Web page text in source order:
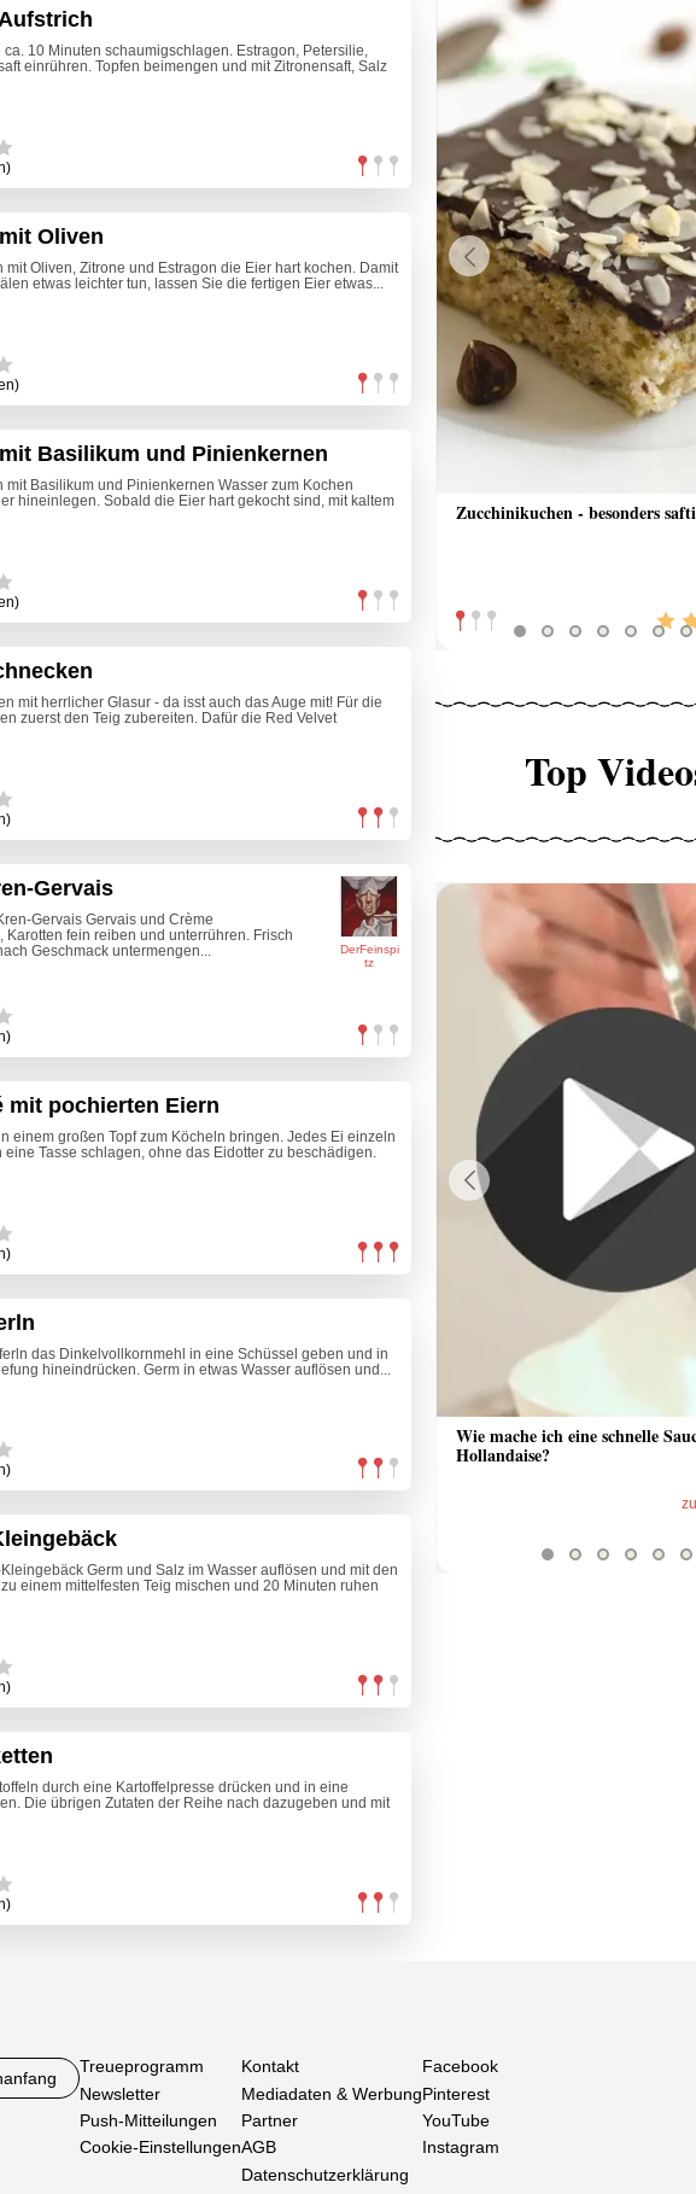
10 Minuten schaumigschlagen. Estragon, Petersilie,
einrühren. Topfen beimengen und mit Zitronensaft, Salz
Oliven
mit Oliven, Zitrone und Estragon die Eier hart kochen. Damit
etwas leichter tun, lassen Sie die fertigen Eier etwas...
Basilikum und Pinienkernen
mit Basilikum und Pinienkernen Wasser zum Kochen
hineinlegen. Sobald die Eier hart gekocht sind, mit kaltem
mit herrlicher Glasur - da isst auch das Auge mit! Für die
zuerst den Teig zubereiten. Dafür die Red Velvet
DerFeinspi
tz
Gervais
Gervais Gervais und Crème
Karotten fein reiben und unterrühren. Frisch
Geschmack untermengen...
mit pochierten Eiern
einem großen Topf zum Köcheln bringen. Jedes Ei einzeln
eine Tasse schlagen, ohne das Eidotter zu beschädigen.
das Dinkelvollkornmehl in eine Schüssel geben und in
hineindrücken. Germ in etwas Wasser auflösen und...
Germ und Salz im Wasser auflösen und mit den
einem mittelfesten Teig mischen und 20 Minuten ruhen
durch eine Kartoffelpresse drücken und in eine
Die übrigen Zutaten der Reihe nach dazugeben und mit
Zucchinikuchen - besonders
Himmlische Bananenschnitten
Previous
Top
Wie mache ich eine schnelle
Hollandaise?
Previous
Treueprogramm
Newsletter
Push-Mitteilungen
Cookie-Einstellungen
Kontakt
Mediadaten & Werbung
Partner
AGB
Datenschutzerklärung
Facebook
Pinterest
YouTube
Instagram